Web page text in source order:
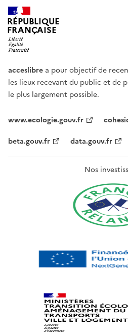
RÉPUBLIQUE
FRANÇAISE
acceslibre a pour objectif de
les lieux recevant du public et de
le plus largement possible.
www.ecologie.gouv.fr
beta.gouv.fr
data.gouv.fr
Nos